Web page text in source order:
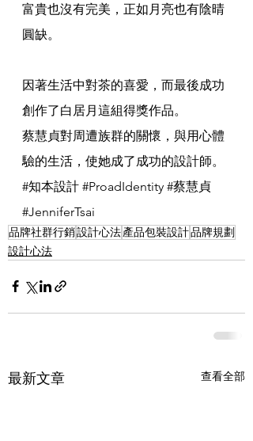
富貴也沒有完美，正如月亮也有陰晴
圓缺。
因著生活中對茶的喜愛，而最後成功
創作了白居月這組得獎作品。
蔡慧貞對周遭族群的關懷，與用心體
驗的生活，使她成了成功的設計師。
#知本設計 #ProadIdentity #蔡慧貞
#JenniferTsai
品牌社群行銷設計心法產品包裝設計品牌規劃
設計心法
最新文章 查看全部